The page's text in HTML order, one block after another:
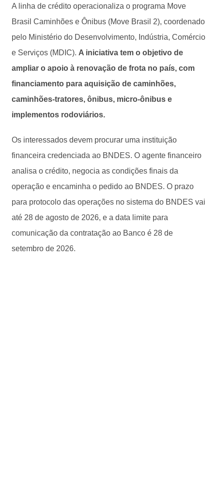
A linha de crédito operacionaliza o programa Move
Brasil Caminhões e Ônibus (Move Brasil 2), coordenado
pelo Ministério do Desenvolvimento, Indústria, Comércio
e Serviços (MDIC). A iniciativa tem o objetivo de
ampliar o apoio à renovação de frota no país, com
financiamento para aquisição de caminhões,
caminhões-tratores, ônibus, micro-ônibus e
implementos rodoviários.
Os interessados devem procurar uma instituição
financeira credenciada ao BNDES. O agente financeiro
analisa o crédito, negocia as condições finais da
operação e encaminha o pedido ao BNDES. O prazo
para protocolo das operações no sistema do BNDES vai
até 28 de agosto de 2026, e a data limite para
comunicação da contratação ao Banco é 28 de
setembro de 2026.